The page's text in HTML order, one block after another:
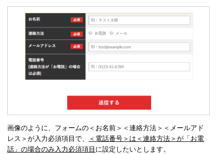
画像のように、フォームの＜お名前＞＜連絡方法＞＜メールアド
レス＞が入力必須項目で、
＜電話番号＞は＜連絡方法＞が「お電
話」の場合のみ入力必須項目 に設定したいとします。